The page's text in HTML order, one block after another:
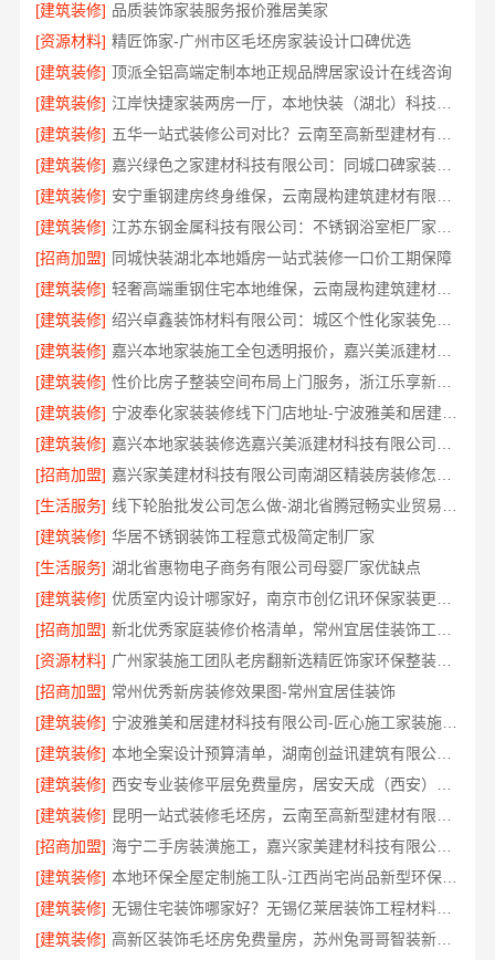
[建筑装修] 品质装饰家装服务报价雅居美家
[资源材料] 精匠饰家-广州市区毛坯房家装设计口碑优选
[建筑装修] 顶派全铝高端定制本地正规品牌居家设计在线咨询
[建筑装修]
[建筑装修]
[建筑装修]
嘉兴绿色之家建材科技有限公司：同城口碑家装机构实惠
[建筑装修]
[建筑装修]
[招商加盟] 同城快装湖北本地婚房一站式装修一口价工期保障
[建筑装修]
轻奢高端重钢住宅本地维保，云南晟构建筑建材有限公司售后
[建筑装修]
[建筑装修]
嘉兴本地家装施工全包透明报价，嘉兴美派建材科技闭口合同
[建筑装修]
性价比房子整装空间布局上门服务，浙江乐享新材料有限公司品质之选
[建筑装修]
宁波奉化家装装修线下门店地址-宁波雅美和居建材科技有限公司
[建筑装修]
[招商加盟]
[生活服务]
[建筑装修] 华居不锈钢装饰工程意式极简定制厂家
[生活服务] 湖北省惠物电子商务有限公司母婴厂家优缺点
[建筑装修]
[招商加盟]
[资源材料]
广州家装施工团队老房翻新选精匠饰家环保整装焕新家
[招商加盟] 常州优秀新房装修效果图-常州宜居佳装饰
[建筑装修]
宁波雅美和居建材科技有限公司-匠心施工家装施工对接渠道
[建筑装修]
本地全案设计预算清单，湖南创益讯建筑有限公司透明公开
[建筑装修]
[建筑装修]
[招商加盟]
海宁二手房装潢施工，嘉兴家美建材科技有限公司专业施工
[建筑装修]
本地环保全屋定制施工队-江西尚宅尚品新型环保材料有限公司
[建筑装修]
无锡住宅装饰哪家好？无锡亿莱居装饰工程材料有限公司
[建筑装修]
高新区装饰毛坯房免费量房，苏州兔哥哥智装新材料有限公司专业顾问上门